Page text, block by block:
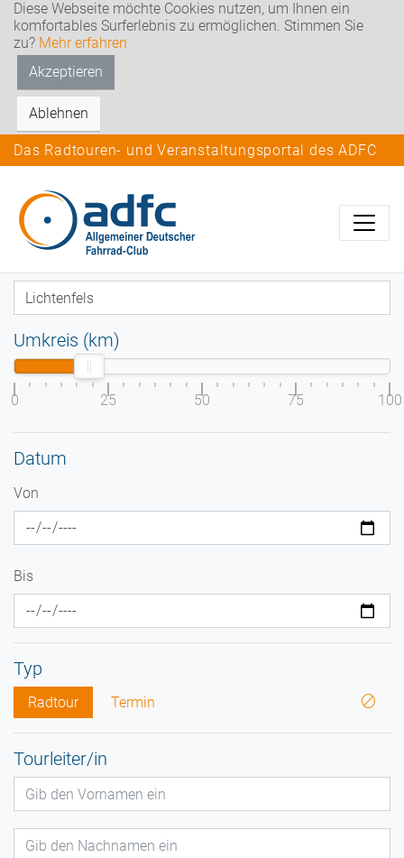
Diese Webseite möchte Cookies nutzen, um Ihnen ein
komfortables Surferlebnis zu ermöglichen. Stimmen Sie
zu? Mehr erfahren
Akzeptieren
Ablehnen
Das Radtouren- und Veranstaltungsportal des ADFC
Umkreis (km)
0 25 50 75 100
Datum
Von
Bis
Typ
Radtour Termin
Tourleiter/in